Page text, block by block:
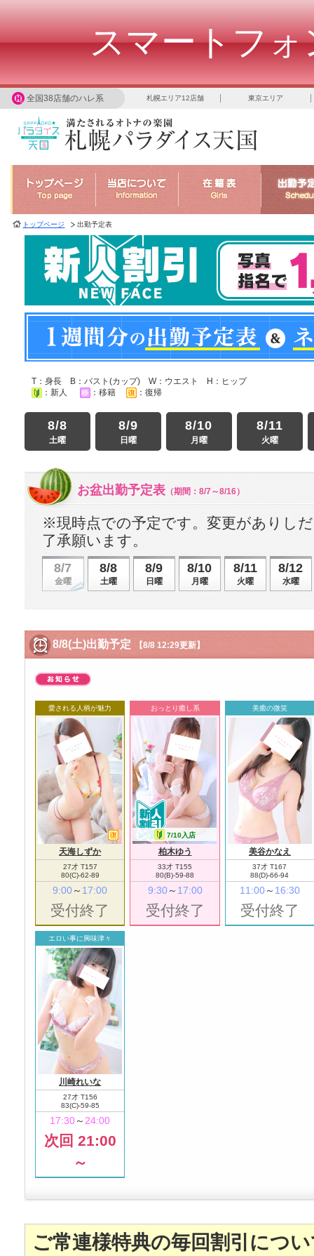
スマートフ
全国38店舗のハレ系 札幌エリア12店舗 東京エリア
トップページ 出勤予定表
T：身長 B：バスト(カップ) W：ウエスト H：ヒップ
：新人
：移籍 ：復帰
8/8
土曜
8/9
日曜
8/10
月曜
8/11
火曜
お盆出勤予定表 （期間：8/7～8/16）
※現時点での予定です。変更がありし
了承願います。
8/7
金曜
8/8
土曜
8/9
日曜
8/10
月曜
8/11
火曜
8/12
水曜
8/8(土)出勤予定 【8/8 12:29更新】
愛される人柄が魅力
天海しずか
27才 T157
80(C)-62-89
9:00～ 17:00
受付終了
おっとり癒し系
7/10入店
柏木ゆう
33才 T155
80(B)-59-88
9:30～ 17:00
受付終了
美癒の微笑
美谷かなえ
37才 T167
88(D)-66-94
11:00～ 16:30
受付終了
エロい事に興味津々
川崎れいな
27才 T156
83(C)-59-85
17:30～24:00
次回 21:00
～
ご常連様特典の毎回割引につ